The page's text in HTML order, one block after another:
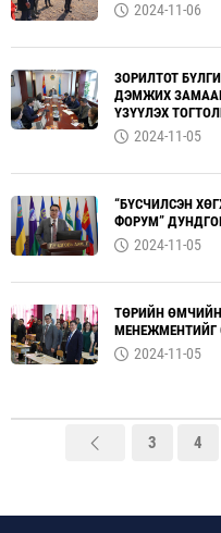
2024-11-06
ЗОРИЛТОТ
ДЭМЖИХ
ҮЗҮҮЛЭХ
2024-11-05
“БҮСЧИЛСЭН
ФОРУМ”
2024-11-05
ТӨРИЙН
МЕНЕЖМЕНТИЙГ
2024-11-05
3 4